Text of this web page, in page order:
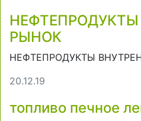
РЫНОК
НЕФТЕПРОДУКТЫ
20.12.19
топливо печное